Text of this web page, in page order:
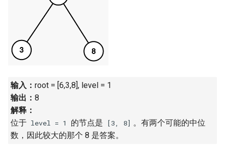
22. 链表中倒数第 k 个节点
24. 反转链表
26. 树的子结构
27. 二叉树的镜像
19. 最多删除一个字符得到回
20. 回文子字符串的个数
点
22. 链表中环的入口节点
23. 两个链表的第一个重合节
3.4. 化栈为队
3.5. 栈排序
3.6. 动物收容所
4.1. 节点间通路
4.2. 最小高度树
4.3. 特定深度节点链表
输入： root = [6,3,8], level = 1
输出： 8
解释：
位于 level = 1 的节点是 [3, 8] 。有两个可能的中位
数，因此较大的那个 8 是答案。